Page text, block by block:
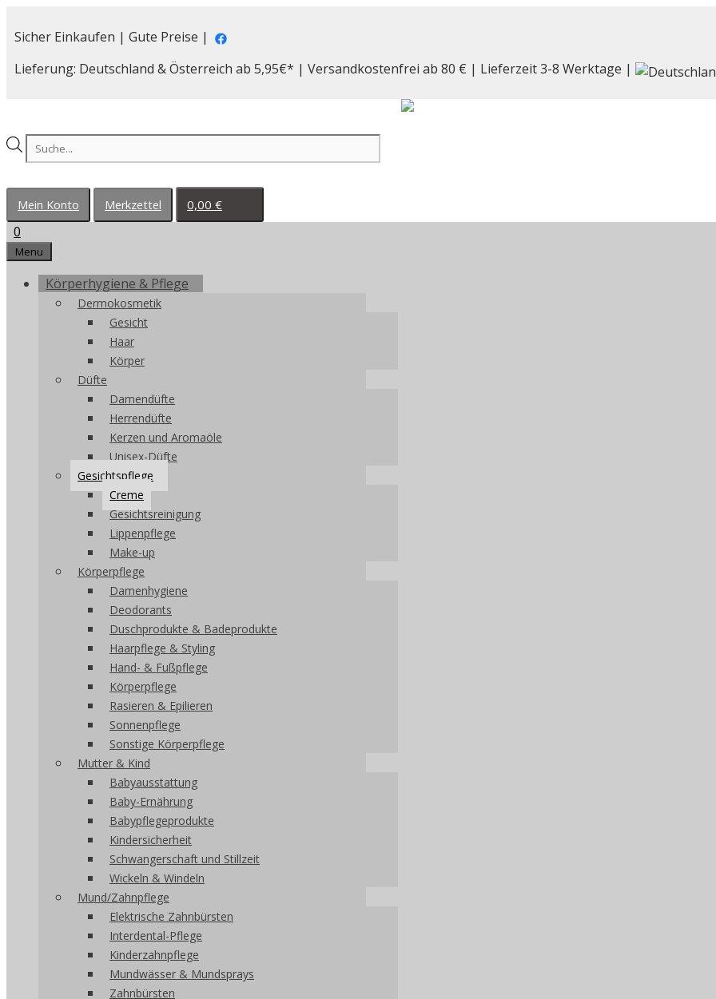
Inhalt
Sicher Einkaufen | Gute Preise |
Lieferung: Deutschland & Österreich ab 5,95€* | Versandkostenfrei ab 80 € | Lieferzeit 3-8 Werktage |
Products
search
Mein Konto Merkzettel 0,00 €
0
Menu
Körperhygiene & Pflege
Dermokosmetik
Gesicht
Haar
Körper
Düfte
Damendüfte
Herrendüfte
Kerzen und Aromaöle
Unisex-Düfte
Gesichtspflege
Creme
Gesichtsreinigung
Lippenpflege
Make-up
Körperpflege
Damenhygiene
Deodorants
Duschprodukte & Badeprodukte
Haarpflege & Styling
Hand- & Fußpflege
Körperpflege
Rasieren & Epilieren
Sonnenpflege
Sonstige Körperpflege
Mutter & Kind
Babyausstattung
Baby-Ernährung
Babypflegeprodukte
Kindersicherheit
Schwangerschaft und Stillzeit
Wickeln & Windeln
Mund/Zahnpflege
Elektrische Zahnbürsten
Interdental-Pflege
Kinderzahnpflege
Mundwässer & Mundsprays
Zahnbürsten